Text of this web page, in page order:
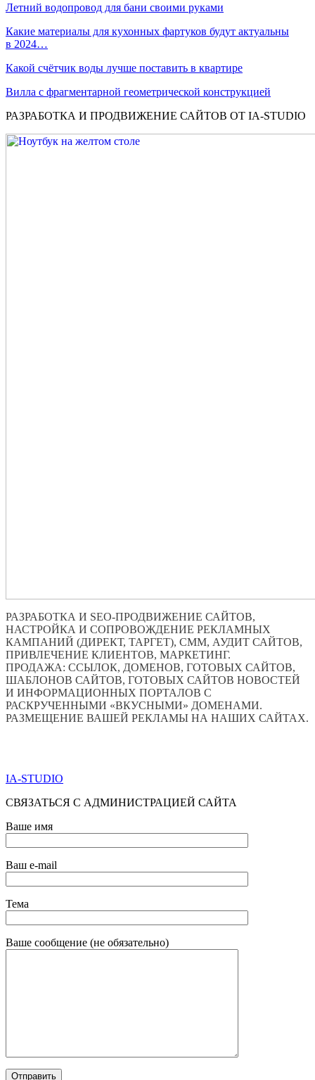
Летний водопровод для бани своими руками
Какие материалы для кухонных фартуков будут актуальны
в 2024…
Какой счётчик воды лучше поставить в квартире
Вилла с фрагментарной геометрической конструкцией
РАЗРАБОТКА И ПРОДВИЖЕНИЕ САЙТОВ ОТ IA-STUDIO
РАЗРАБОТКА И SEO-ПРОДВИЖЕНИЕ САЙТОВ,
НАСТРОЙКА И СОПРОВОЖДЕНИЕ РЕКЛАМНЫХ
КАМПАНИЙ (ДИРЕКТ, ТАРГЕТ), СММ, АУДИТ САЙТОВ,
ПРИВЛЕЧЕНИЕ КЛИЕНТОВ, МАРКЕТИНГ.
ПРОДАЖА: ССЫЛОК, ДОМЕНОВ, ГОТОВЫХ САЙТОВ,
ШАБЛОНОВ САЙТОВ, ГОТОВЫХ САЙТОВ НОВОСТЕЙ
И ИНФОРМАЦИОННЫХ ПОРТАЛОВ С
РАСКРУЧЕННЫМИ «ВКУСНЫМИ» ДОМЕНАМИ.
РАЗМЕЩЕНИЕ ВАШЕЙ РЕКЛАМЫ НА НАШИХ САЙТАХ.
IA-STUDIO
СВЯЗАТЬСЯ С АДМИНИСТРАЦИЕЙ САЙТА
Ваше имя
Ваш e-mail
Тема
Ваше сообщение (не обязательно)